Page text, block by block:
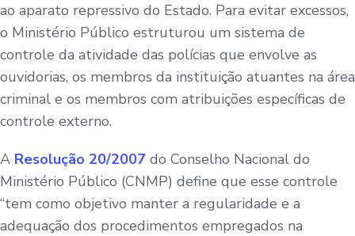
ao aparato repressivo do Estado. Para evitar excessos,
o Ministério Público estruturou um sistema de
controle da atividade das polícias que envolve as
ouvidorias, os membros da instituição atuantes na área
criminal e os membros com atribuições específicas de
controle externo.
A Resolução 20/2007 do Conselho Nacional do
Ministério Público (CNMP) define que esse controle
“tem como objetivo manter a regularidade e a
adequação dos procedimentos empregados na